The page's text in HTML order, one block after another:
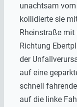
unachtsam
kollidierte sie
Rheinstraße
Richtung
der
auf eine
schnell
auf die linke